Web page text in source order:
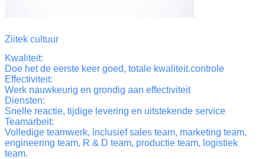
Ziitek cultuur
Kwaliteit:
Doe het de eerste keer goed, totale kwaliteit.controle
Effectiviteit:
Werk nauwkeurig en grondig aan effectiviteit
Diensten:
Snelle reactie, tijdige levering en uitstekende service
Teamarbeit:
Volledige teamwerk, inclusief sales team, marketing team,
engineering team, R & D team, productie team, logistiek
team.